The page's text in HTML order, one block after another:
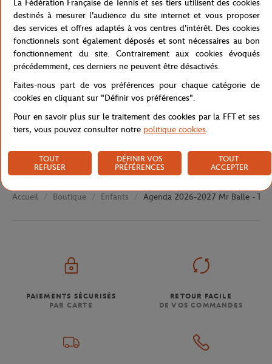
Référence :
Caractéristiques
Livraison et retours
Accueil Boutique Enfants Agenda 2026-2027 Mr Balle -
PAIEMENTS SÉCURISÉS
PAR CARTE
RETOUR FACILE
DE VOS COMMANDES
La Fédération Française de Tennis et ses tiers utilisent des cookies
destinés à mesurer l'audience du site internet et vous proposer
des services et offres adaptés à vos centres d'intérêt. Des cookies
fonctionnels sont également déposés et sont nécessaires au bon
fonctionnement du site. Contrairement aux cookies évoqués
précédemment, ces derniers ne peuvent être désactivés.
Faites-nous part de vos préférences pour chaque catégorie de
cookies en cliquant sur "Définir vos préférences".
Pour en savoir plus sur le traitement des cookies par la FFT et ses
tiers, vous pouvez consulter notre politique cookies.
TOUT
REFUSER
DÉFINIR VOS
PRÉFÉRENCES
TOUT
ACCEPTER